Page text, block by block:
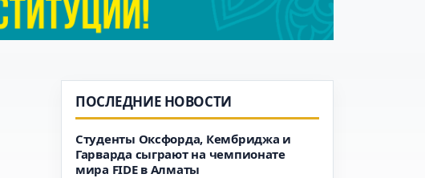
ПОСЛЕДНИЕ НОВОСТИ
Студенты Оксфорда, Кембриджа и
Гарварда сыграют на чемпионате
мира FIDE в Алматы